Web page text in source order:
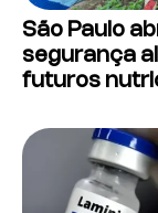
São Paulo
segurança
futuros